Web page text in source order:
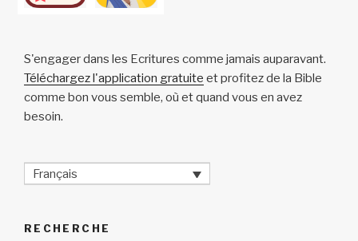
S'engager dans les Ecritures comme jamais auparavant.
Téléchargez l'application gratuite et profitez de la Bible
comme bon vous semble, où et quand vous en avez
besoin.
Français
RECHERCHE